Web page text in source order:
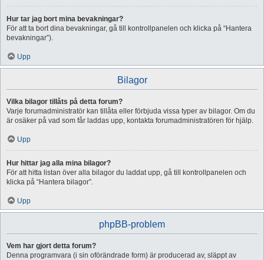
Hur tar jag bort mina bevakningar?
För att ta bort dina bevakningar, gå till kontrollpanelen och klicka på “Hantera
bevakningar”).
Upp
Bilagor
Vilka bilagor tillåts på detta forum?
Varje forumadministratör kan tillåta eller förbjuda vissa typer av bilagor. Om du
är osäker på vad som får laddas upp, kontakta forumadministratören för hjälp.
Upp
Hur hittar jag alla mina bilagor?
För att hitta listan över alla bilagor du laddat upp, gå till kontrollpanelen och
klicka på “Hantera bilagor”.
Upp
phpBB-problem
Vem har gjort detta forum?
Denna programvara (i sin oförändrade form) är producerad av, släppt av